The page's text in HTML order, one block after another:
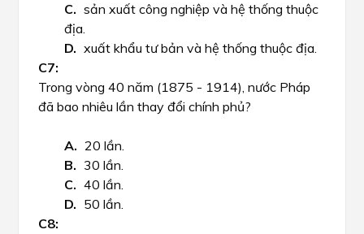
sản xuất công nghiệp và hệ thống thuộc
địa.
xuất khẩu tư bản và hệ thống thuộc địa.
Trong vòng 40 năm (1875 - 1914), nước Pháp
đã bao nhiêu lần thay đổi chính phủ?
20 lần.
30 lần.
40 lần.
50 lần.